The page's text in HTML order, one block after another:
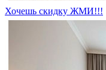
Хочешь скидку ЖМИ!!!